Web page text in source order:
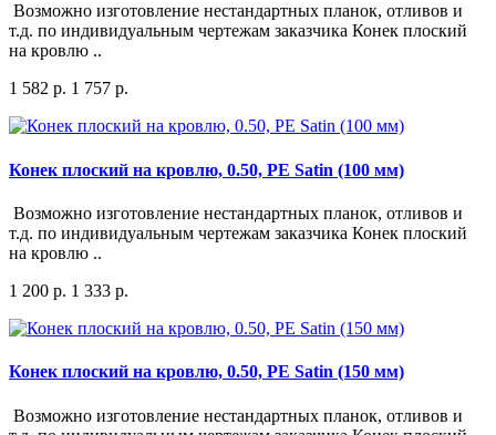
Возможно изготовление нестандартных планок, отливов и
т.д. по индивидуальным чертежам заказчика Конек плоский
на кровлю ..
1 582 р. 1 757 р.
Конек плоский на кровлю, 0.50, PE Satin (100 мм)
Возможно изготовление нестандартных планок, отливов и
т.д. по индивидуальным чертежам заказчика Конек плоский
на кровлю ..
1 200 р. 1 333 р.
Конек плоский на кровлю, 0.50, PE Satin (150 мм)
Возможно изготовление нестандартных планок, отливов и